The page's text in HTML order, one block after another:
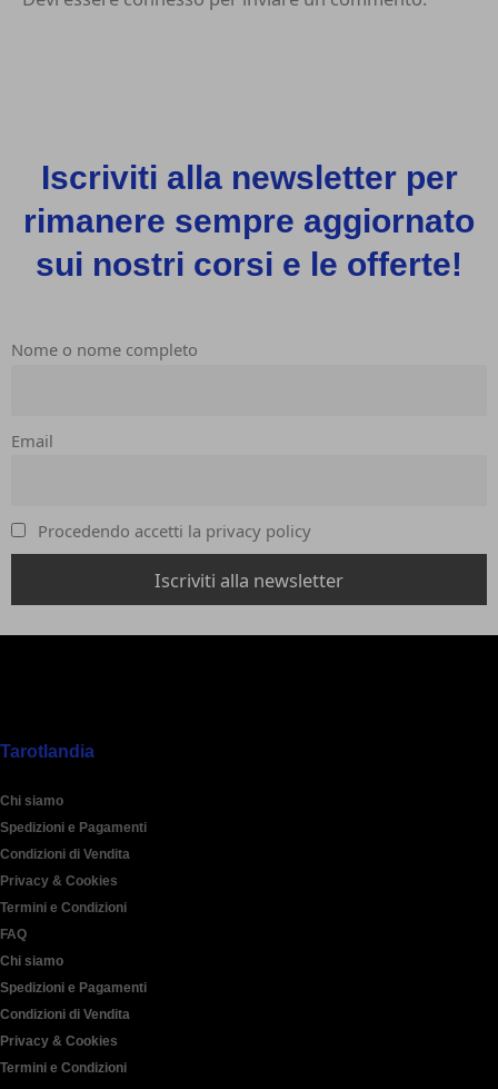
Iscriviti alla newsletter per
rimanere sempre aggiornato
sui nostri corsi e le offerte!
Nome o nome completo
Email
Procedendo accetti la privacy policy
Tarotlandia
Chi siamo
Spedizioni e Pagamenti
Condizioni di Vendita
Privacy & Cookies
Termini e Condizioni
FAQ
Chi siamo
Spedizioni e Pagamenti
Condizioni di Vendita
Privacy & Cookies
Termini e Condizioni